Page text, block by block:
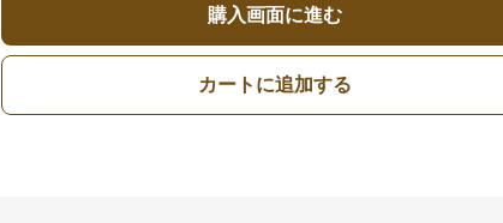
購入画面に進む
カートに追加する